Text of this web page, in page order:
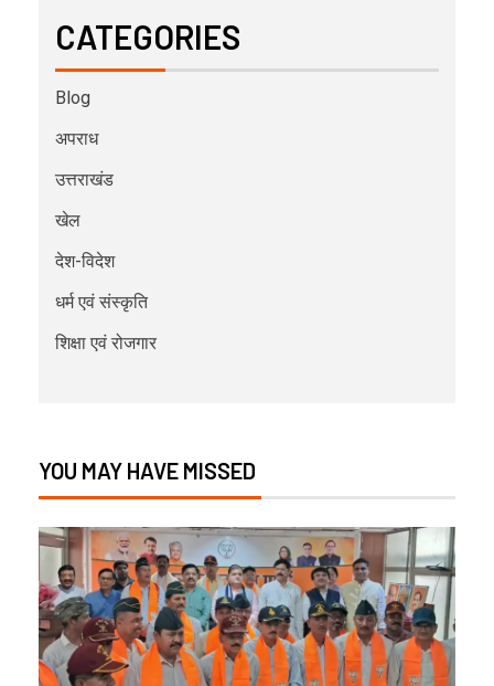
CATEGORIES
Blog
अपराध
उत्तराखंड
खेल
देश-विदेश
धर्म एवं संस्कृति
शिक्षा एवं रोजगार
YOU MAY HAVE MISSED